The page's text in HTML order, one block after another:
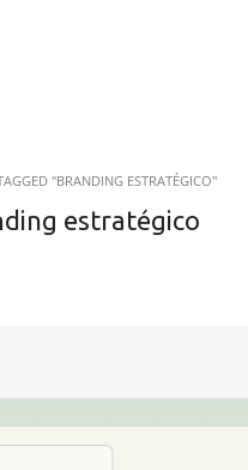
"BRANDING ESTRATÉGICO"
estratégico